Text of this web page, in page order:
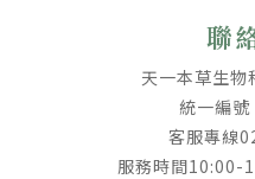
聯
天一本草生物
統一編
客服專線
服務時間